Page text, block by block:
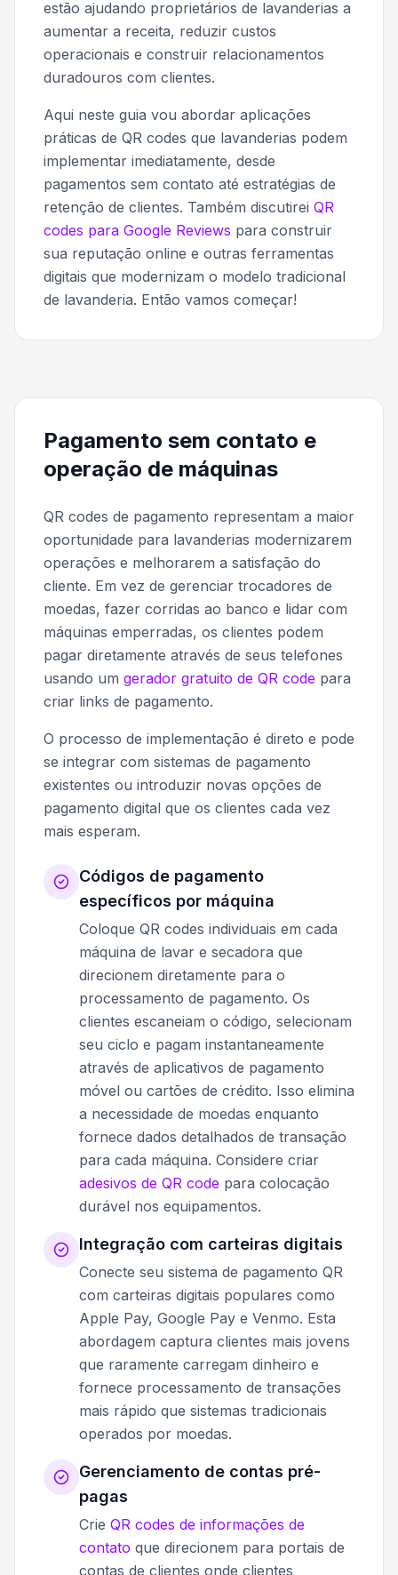
estão ajudando proprietários de lavanderias a
aumentar a receita, reduzir custos
operacionais e construir relacionamentos
duradouros com clientes.
Aqui neste guia vou abordar aplicações
práticas de QR codes que lavanderias podem
implementar imediatamente, desde
pagamentos sem contato até estratégias de
retenção de clientes. Também discutirei QR
codes para Google Reviews para construir
sua reputação online e outras ferramentas
digitais que modernizam o modelo tradicional
de lavanderia. Então vamos começar!
Pagamento sem contato e
operação de máquinas
QR codes de pagamento representam a maior
oportunidade para lavanderias modernizarem
operações e melhorarem a satisfação do
cliente. Em vez de gerenciar trocadores de
moedas, fazer corridas ao banco e lidar com
máquinas emperradas, os clientes podem
pagar diretamente através de seus telefones
usando um gerador gratuito de QR code para
criar links de pagamento.
O processo de implementação é direto e pode
se integrar com sistemas de pagamento
existentes ou introduzir novas opções de
pagamento digital que os clientes cada vez
mais esperam.
Códigos de pagamento
específicos por máquina
Coloque QR codes individuais em cada
máquina de lavar e secadora que
direcionem diretamente para o
processamento de pagamento. Os
clientes escaneiam o código, selecionam
seu ciclo e pagam instantaneamente
através de aplicativos de pagamento
móvel ou cartões de crédito. Isso elimina
a necessidade de moedas enquanto
fornece dados detalhados de transação
para cada máquina. Considere criar
adesivos de QR code para colocação
durável nos equipamentos.
Integração com carteiras digitais
Conecte seu sistema de pagamento QR
com carteiras digitais populares como
Apple Pay, Google Pay e Venmo. Esta
abordagem captura clientes mais jovens
que raramente carregam dinheiro e
fornece processamento de transações
mais rápido que sistemas tradicionais
operados por moedas.
Gerenciamento de contas pré-
pagas
Crie QR codes de informações de
contato que direcionem para portais de
contas de clientes onde clientes